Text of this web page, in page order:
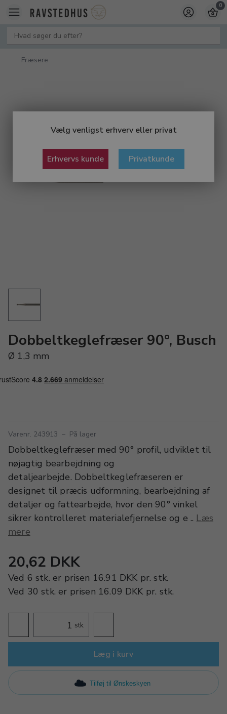
Vælg venligst erhverv eller privat
Erhvervs kunde Privatkunde
0
Fræsere
Dobbeltkeglefræser 90°, Busch
Ø 1,3 mm
Varenr. 243913 – På lager
Dobbeltkeglefræser med 90° profil, udviklet til
nøjagtig bearbejdning og
detaljearbejde. Dobbeltkeglefræseren er
designet til præcis udformning, bearbejdning af
detaljer og fattearbejde, hvor den 90° vinkel
sikrer kontrolleret materialefjernelse og e .. Læs
mere
20,62 DKK
Ved 6 stk. er prisen 16.91 DKK pr.stk.
Ved 30 stk. er prisen 16.09 DKK pr. stk.
stk.
Læg i kurv
Tilføj til Ønskeskyen